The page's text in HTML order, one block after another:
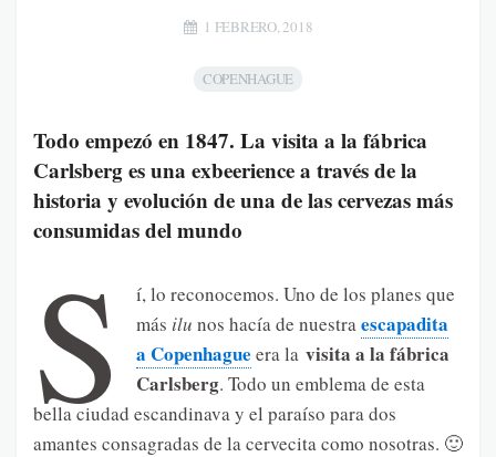
1 FEBRERO, 2018
COPENHAGUE
Todo empezó en 1847. La visita a la fábrica
Carlsberg es una exbeerience a través de la
historia y evolución de una de las cervezas más
consumidas del mundo
S
í, lo reconocemos. Uno de los planes que
más ilu nos hacía de nuestraescapadita
a Copenhague era lavisita a la fábrica
Carlsberg. Todo un emblema de esta
bella ciudad escandinava y el paraíso para dos
amantes consagradas de la cervecita como nosotras. 🙂